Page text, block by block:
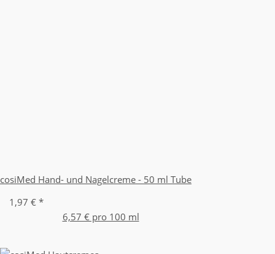
cosiMed Hand- und Nagelcreme - 50 ml Tube
1,97 € *
6,57 € pro 100 ml